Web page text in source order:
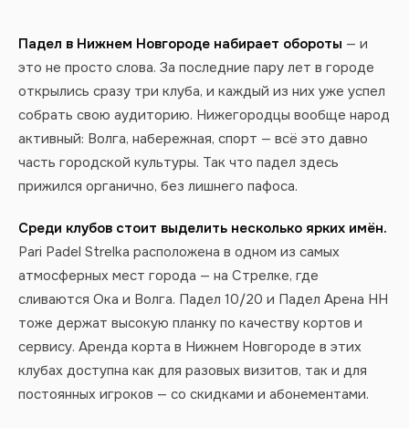
Падел в Нижнем Новгороде набирает обороты — и
это не просто слова. За последние пару лет в городе
открылись сразу три клуба, и каждый из них уже успел
собрать свою аудиторию. Нижегородцы вообще народ
активный: Волга, набережная, спорт — всё это давно
часть городской культуры. Так что падел здесь
прижился органично, без лишнего пафоса.
Среди клубов стоит выделить несколько ярких имён.
Pari Padel Strelka расположена в одном из самых
атмосферных мест города — на Стрелке, где
сливаются Ока и Волга. Падел 10/20 и Падел Арена НН
тоже держат высокую планку по качеству кортов и
сервису. Аренда корта в Нижнем Новгороде в этих
клубах доступна как для разовых визитов, так и для
постоянных игроков — со скидками и абонементами.